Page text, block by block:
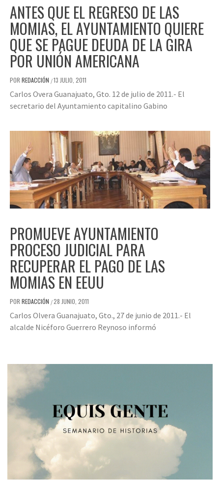
ANTES QUE EL REGRESO DE LAS
MOMIAS, EL AYUNTAMIENTO QUIERE
QUE SE PAGUE DEUDA DE LA GIRA
POR UNIÓN AMERICANA
POR REDACCIÓN /13 JULIO, 2011
Carlos Overa Guanajuato, Gto. 12 de julio de 2011.- El
secretario del Ayuntamiento capitalino Gabino
PROMUEVE AYUNTAMIENTO
PROCESO JUDICIAL PARA
RECUPERAR EL PAGO DE LAS
MOMIAS EN EEUU
POR REDACCIÓN /28 JUNIO, 2011
Carlos Olvera Guanajuato, Gto., 27 de junio de 2011.- El
alcalde Nicéforo Guerrero Reynoso informó